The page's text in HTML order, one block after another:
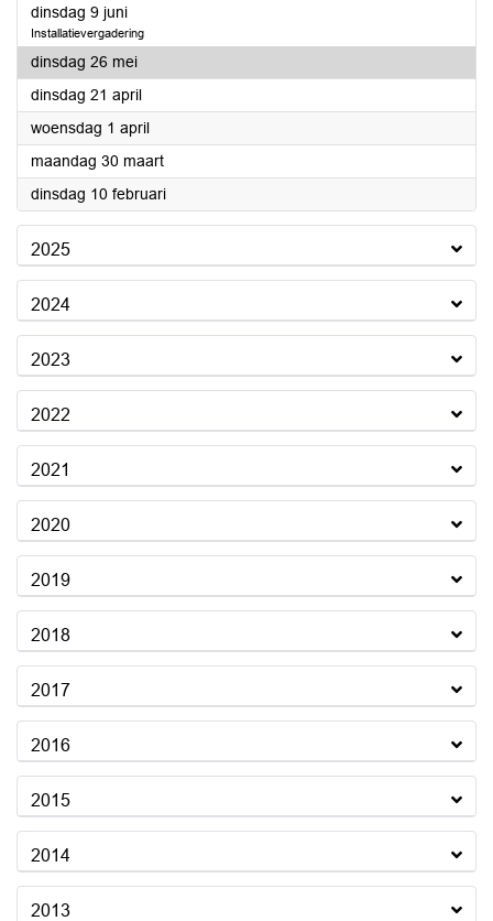
dinsdag 9 juni2026
Installatievergadering
dinsdag 26 mei2026
dinsdag 21 april2026
woensdag 1 april2026
maandag 30 maart2026
dinsdag 10 februari2026
2025
2024
2023
2022
2021
2020
2019
2018
2017
2016
2015
2014
2013